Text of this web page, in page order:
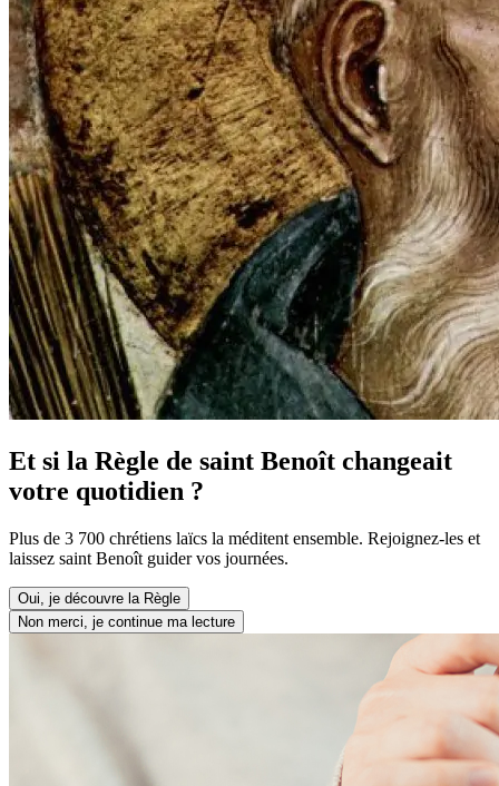
Et si la Règle de saint Benoît changeait
votre quotidien ?
Plus de 3 700 chrétiens laïcs la méditent ensemble. Rejoignez-les et
laissez saint Benoît guider vos journées.
Oui, je découvre la Règle
Non merci, je continue ma lecture